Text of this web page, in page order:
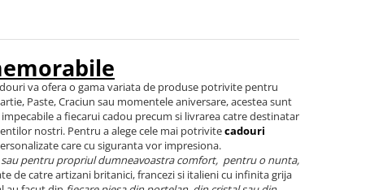
va ofera o gama variata de produse potrivite pentru
Paste, Craciun sau momentele aniversare, acestea sunt
a fiecarui cadou precum si livrarea catre destinatar
nostri. Pentru a alege cele mai potrivitecadouri
care cu siguranta vor impresiona.
pentru propriul dumneavoastra comfort, pentru o nunta,
de catre artizani britanici, francezi si italieni cu infinita grija